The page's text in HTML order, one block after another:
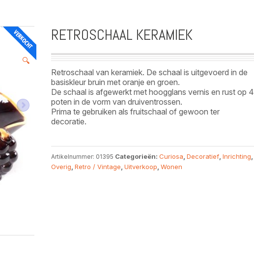
🔍
RETROSCHAAL KERAMIEK
Retroschaal van keramiek. De schaal is uitgevoerd in de
basiskleur bruin met oranje en groen.
De schaal is afgewerkt met hoogglans vernis en rust op 4
poten in de vorm van druiventrossen.
Prima te gebruiken als fruitschaal of gewoon ter
decoratie.
Artikelnummer: 01395 Categorieën:Curiosa ,Decoratief ,Inrichting
Overig ,Retro / Vintage ,Uitverkoop ,Wonen